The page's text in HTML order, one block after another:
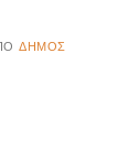
ΔΉΜΟΣ